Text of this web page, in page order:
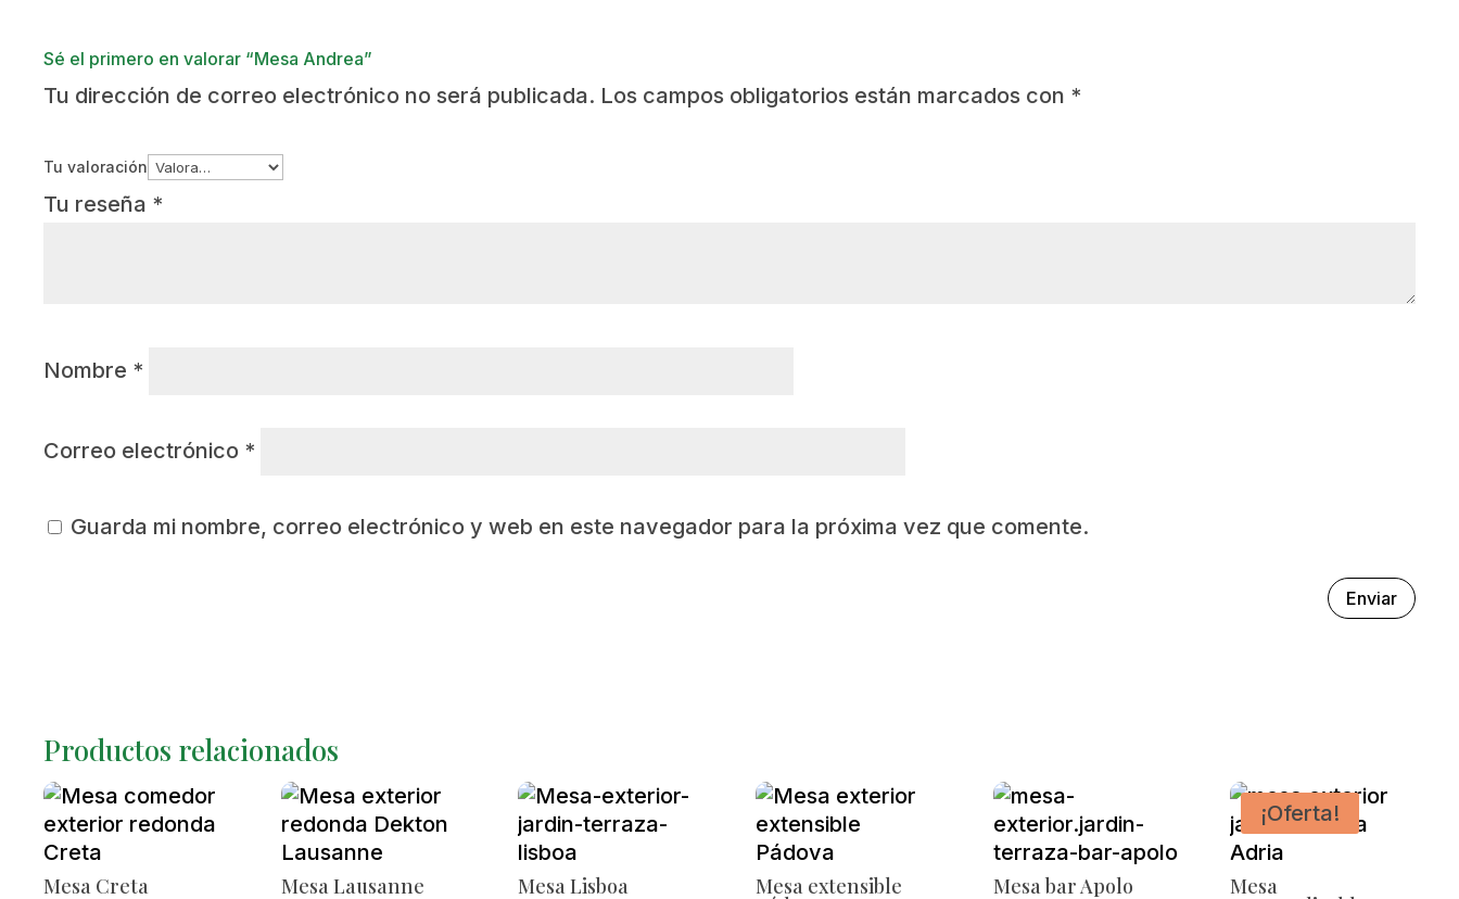
Sé el primero en valorar “Mesa Andrea”
Tu dirección de correo electrónico no será publicada. Los campos obligatorios están marcados con *
Tu valoración
Tu reseña *
Nombre *
Correo electrónico *
Guarda mi nombre, correo electrónico y web en este navegador para la próxima vez que comente.
Enviar
Productos relacionados
Mesa Creta Mesa Lausanne Mesa Lisboa Mesa extensible Mesa bar Apolo
¡Oferta!
Mesa